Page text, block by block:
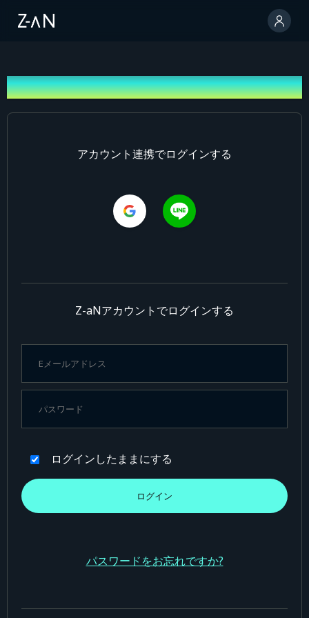
ログイン
アカウント連携でログインする
Z-aNアカウントでログインする
ログインしたままにする
パスワードをお忘れですか?